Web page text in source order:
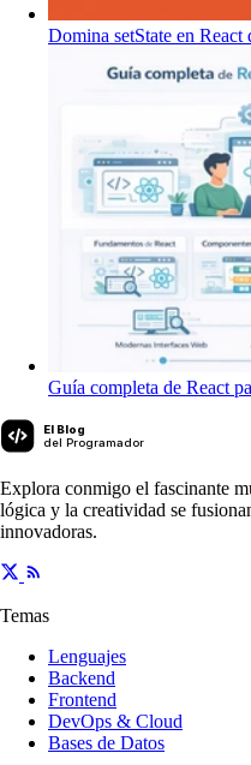
Domina setState en
Guía completa de React
El Blog
del Programador
Explora conmigo el fascinante
lógica y la creatividad se
innovadoras.
Temas
Lenguajes
Backend
Frontend
DevOps & Cloud
Bases de Datos